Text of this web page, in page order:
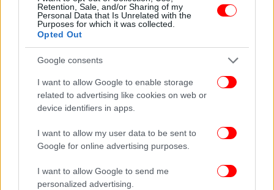
Retention, Sale, and/or Sharing of my
Personal Data that Is Unrelated with the
Purposes for which it was collected.
Opted Out
Google consents
I want to allow Google to enable storage
related to advertising like cookies on web or
device identifiers in apps.
I want to allow my user data to be sent to
Google for online advertising purposes.
I want to allow Google to send me
personalized advertising.